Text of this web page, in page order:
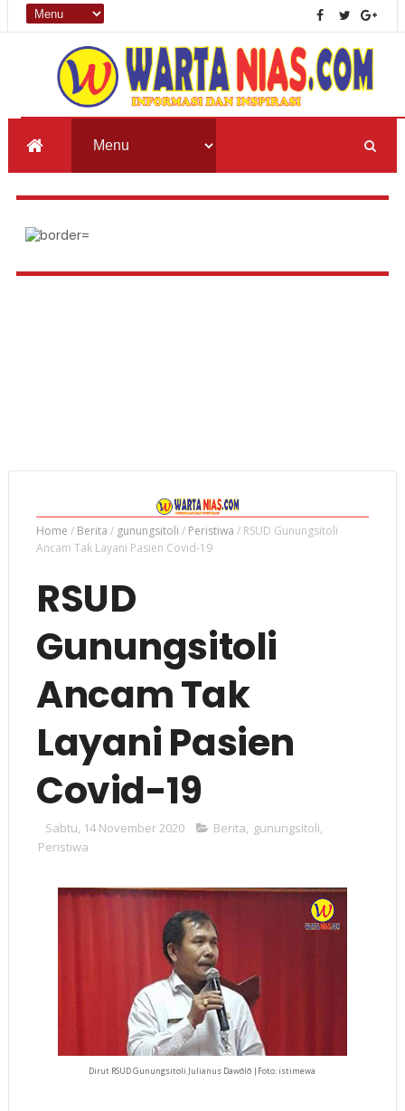
Home / Berita / gunungsitoli / Peristiwa / RSUD Gunungsitoli
Ancam Tak Layani Pasien Covid-19
RSUD
Gunungsitoli
Ancam Tak
Layani Pasien
Covid-19
Sabtu, 14 November 2020 Berita, gunungsitoli,
Peristiwa
Dirut RSUD Gunungsitoli Julianus Dawōlō |Foto: istimewa